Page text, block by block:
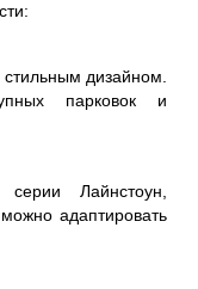
дизайном.
парковок и
Лайнстоун,
адаптировать